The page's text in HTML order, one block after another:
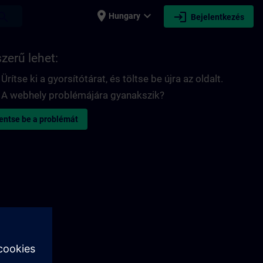
place Hungary expand_more login Bejelentkezés
lehet:
Ürítse ki a gyorsítótárat, és töltse be újra az oldalt.
A webhely problémájára gyanakszik?
be a problémát